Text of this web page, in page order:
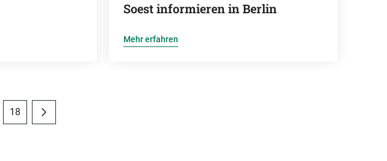
Soest informieren in Berlin
Mehr erfahren
18